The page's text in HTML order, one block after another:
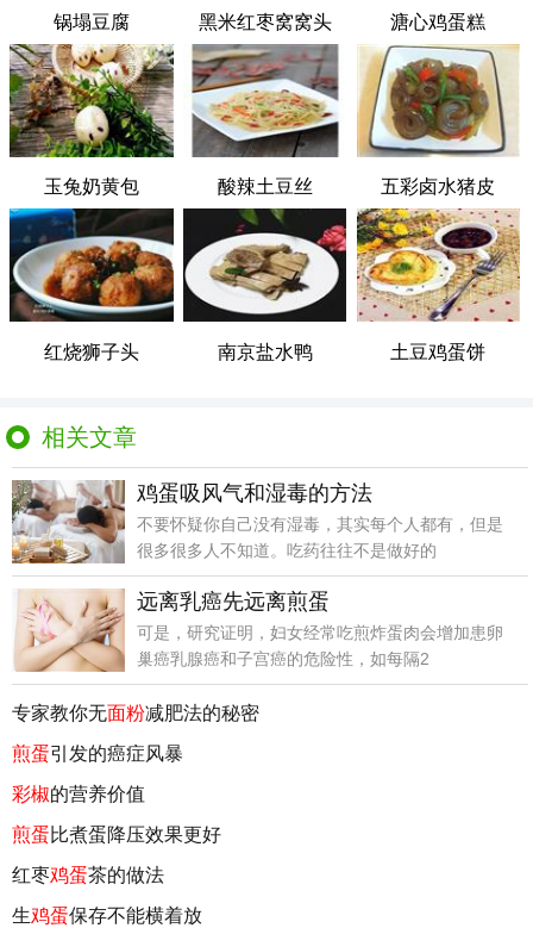
锅塌豆腐 黑米红枣窝窝头 溏心鸡蛋糕
玉兔奶黄包 酸辣土豆丝 五彩卤水猪皮
红烧狮子头 南京盐水鸭 土豆鸡蛋饼
相关文章
鸡蛋吸风气和湿毒的方法
不要怀疑你自己没有湿毒，其实每个人都有，但是
很多很多人不知道。吃药往往不是做好的
远离乳癌先远离煎蛋
可是，研究证明，妇女经常吃煎炸蛋肉会增加患卵
巢癌乳腺癌和子宫癌的危险性，如每隔2
专家教你无面粉减肥法的秘密
煎蛋引发的癌症风暴
彩椒的营养价值
煎蛋比煮蛋降压效果更好
红枣鸡蛋茶的做法
生鸡蛋保存不能横着放